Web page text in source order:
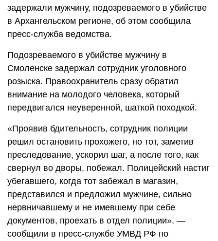
задержали мужчину, подозреваемого в убийстве
в Архангельском регионе, об этом сообщила
пресс-служба ведомства.
Подозреваемого в убийстве мужчину в
Смоленске задержал сотрудник уголовного
розыска. Правоохранитель сразу обратил
внимание на молодого человека, который
передвигался неуверенной, шаткой походкой.
«Проявив бдительность, сотрудник полиции
решил остановить прохожего, но тот, заметив
преследование, ускорил шаг, а после того, как
свернул во дворы, побежал. Полицейский настиг
убегавшего, когда тот забежал в магазин,
представился и предложил мужчине, сильно
нервничавшему и не имевшему при себе
документов, проехать в отдел полиции», —
сообщили в пресс-службе УМВД РФ по